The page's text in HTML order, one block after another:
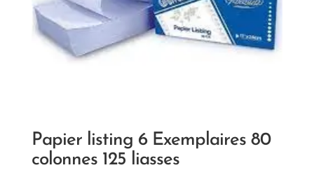
Papier listing 6 Exemplaires 80
colonnes 125 liasses